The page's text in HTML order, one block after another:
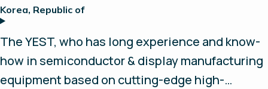
International Automotive certifications, ISO-
16750, as well as IACS certifications (Marine)
and are dedicated to provide commercializable
Fuel Cell solutions to customers.
Korea, Republic of
The YEST, who has long experience and know-
how in semiconductor & display manufacturing
equipment based on cutting-edge high-